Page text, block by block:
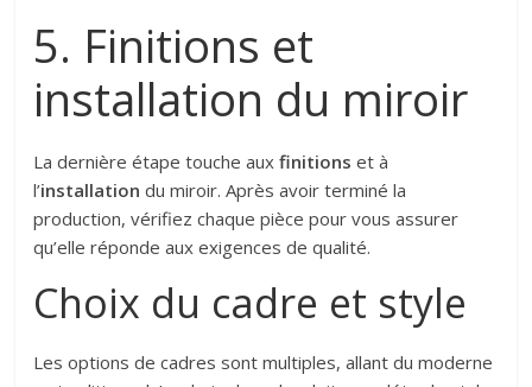
5. Finitions et
installation du miroir
La dernière étape touche auxfinitions et à
l’installation du miroir. Après avoir terminé la
production, vérifiez chaque pièce pour vous assurer
qu’elle réponde aux exigences de qualité.
Choix du cadre et style
Les options de cadres sont multiples, allant du moderne